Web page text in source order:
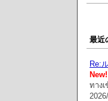
最近
Re:
New!
ทาง